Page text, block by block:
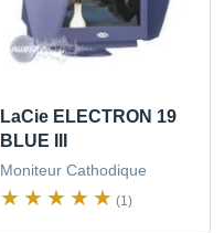
LaCie ELECTRON 19
BLUE III
Moniteur Cathodique
(1)